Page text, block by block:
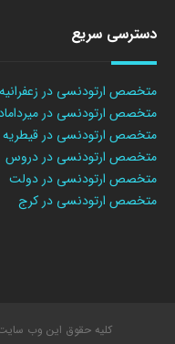
دسترسی سریع
متخصص ارتودنسی در زعفرانیه
متخصص ارتودنسی در میرداماد
متخصص ارتودنسی در قیطریه
متخصص ارتودنسی در دروس
متخصص ارتودنسی در دولت
متخصص ارتودنسی در کرج
کلیه حقوق این وب